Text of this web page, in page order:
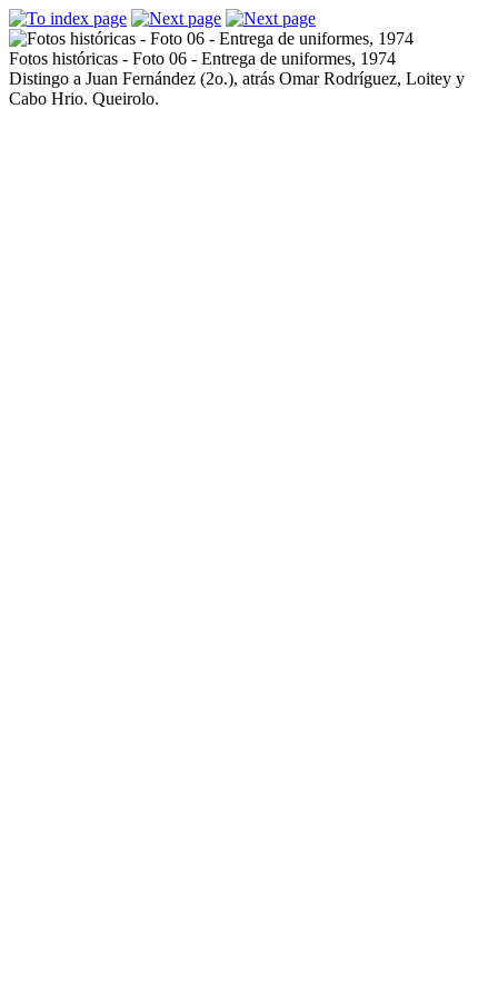
Fotos históricas - Foto 06 - Entrega de uniformes, 1974
Distingo a Juan Fernández (2o.), atrás Omar Rodríguez, Loitey y
Cabo Hrio. Queirolo.